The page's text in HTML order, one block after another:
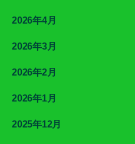
2026年4月
2026年3月
2026年2月
2026年1月
2025年12月